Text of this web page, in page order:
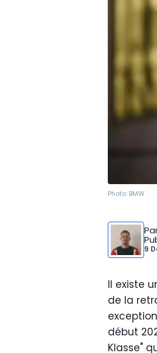
Photo: BMW
9
Il existe
de la
début
Klasse"